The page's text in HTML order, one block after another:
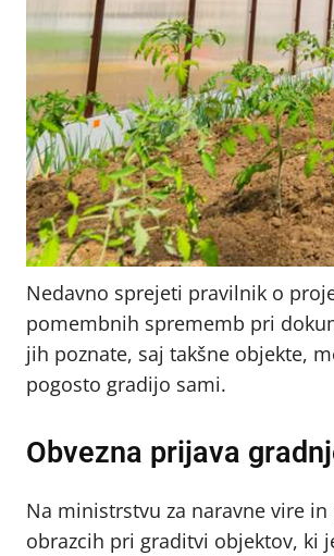
Nedavno sprejeti pravilnik o
pomembnih sprememb pri
jih poznate, saj takšne objekte,
pogosto gradijo sami.
Obvezna prijava
Na ministrstvu za naravne vire
obrazcih pri graditvi objektov, ki